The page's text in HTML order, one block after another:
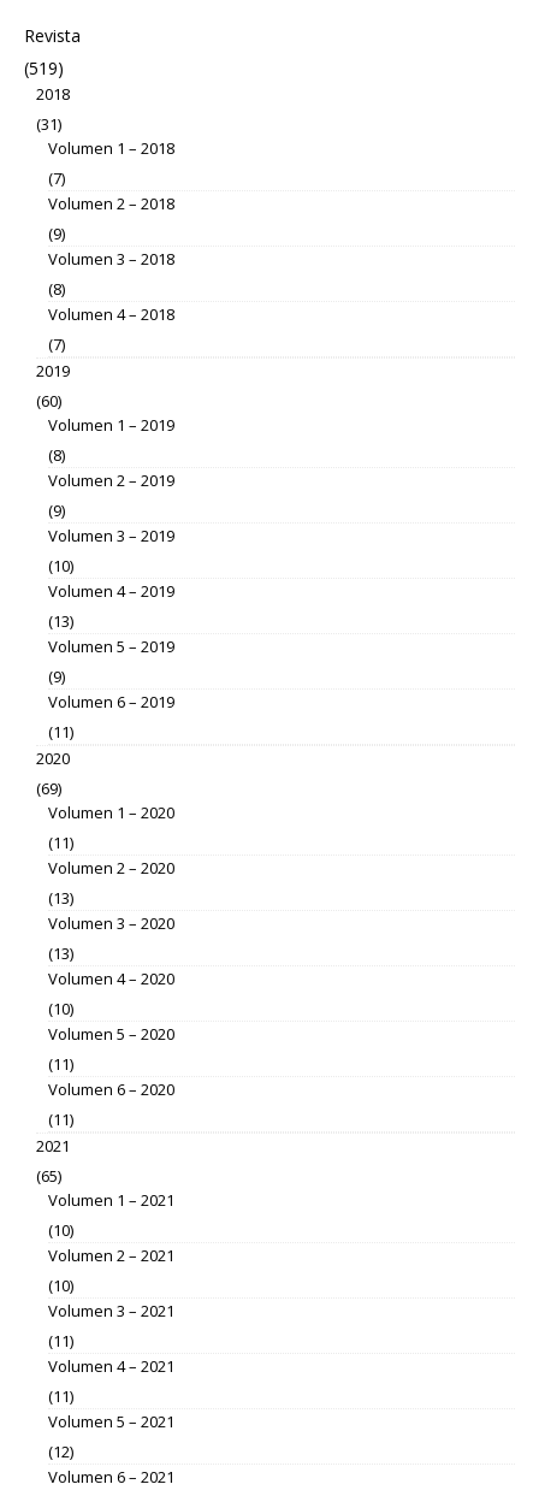
Revista
(519)
2018
(31)
Volumen 1 – 2018
(7)
Volumen 2 – 2018
(9)
Volumen 3 – 2018
(8)
Volumen 4 – 2018
(7)
2019
(60)
Volumen 1 – 2019
(8)
Volumen 2 – 2019
(9)
Volumen 3 – 2019
(10)
Volumen 4 – 2019
(13)
Volumen 5 – 2019
(9)
Volumen 6 – 2019
(11)
2020
(69)
Volumen 1 – 2020
(11)
Volumen 2 – 2020
(13)
Volumen 3 – 2020
(13)
Volumen 4 – 2020
(10)
Volumen 5 – 2020
(11)
Volumen 6 – 2020
(11)
2021
(65)
Volumen 1 – 2021
(10)
Volumen 2 – 2021
(10)
Volumen 3 – 2021
(11)
Volumen 4 – 2021
(11)
Volumen 5 – 2021
(12)
Volumen 6 – 2021